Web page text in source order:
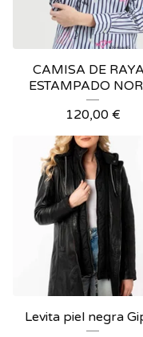
CAMISA DE
ESTAMPADO
120,00 €
Levita piel negra